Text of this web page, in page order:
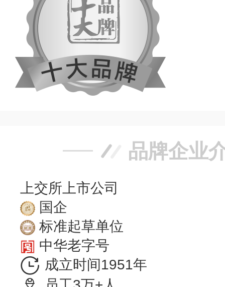
品牌企业
上交所上市公司
国企
标准起草单位
中华老字号
成立时间1951年